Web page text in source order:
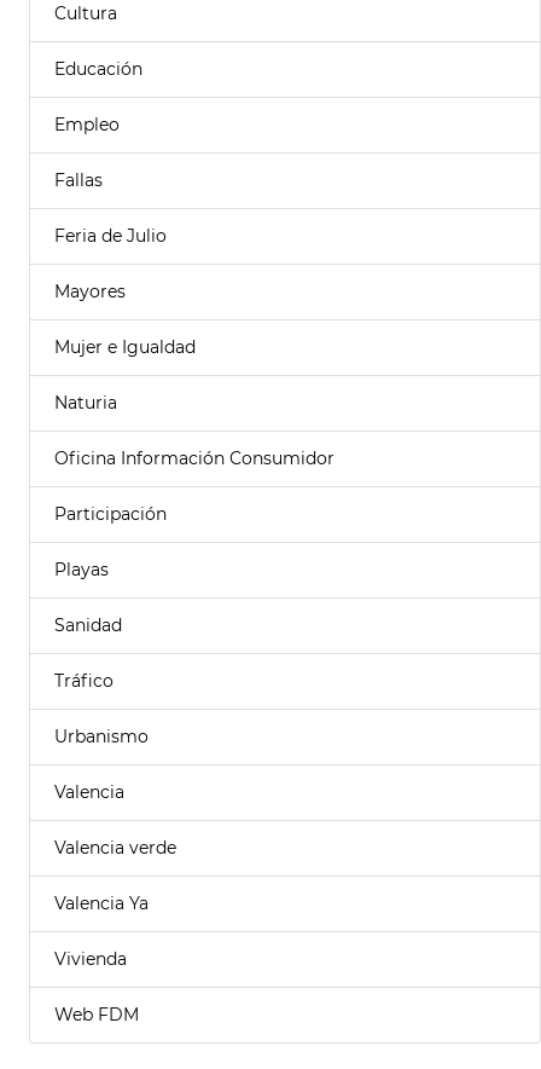
Cultura
Educación
Empleo
Fallas
Feria de Julio
Mayores
Mujer e Igualdad
Naturia
Oficina Información Consumidor
Participación
Playas
Sanidad
Tráfico
Urbanismo
Valencia
Valencia verde
Valencia Ya
Vivienda
Web FDM